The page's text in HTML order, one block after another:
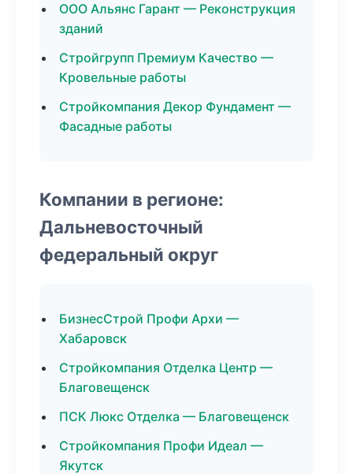
ООО Альянс Гарант — Реконструкция
зданий
Стройгрупп Премиум Качество —
Кровельные работы
Стройкомпания Декор Фундамент —
Фасадные работы
Компании в регионе:
Дальневосточный
федеральный округ
БизнесСтрой Профи Архи —
Хабаровск
Стройкомпания Отделка Центр —
Благовещенск
ПСК Люкс Отделка — Благовещенск
Стройкомпания Профи Идеал —
Якутск